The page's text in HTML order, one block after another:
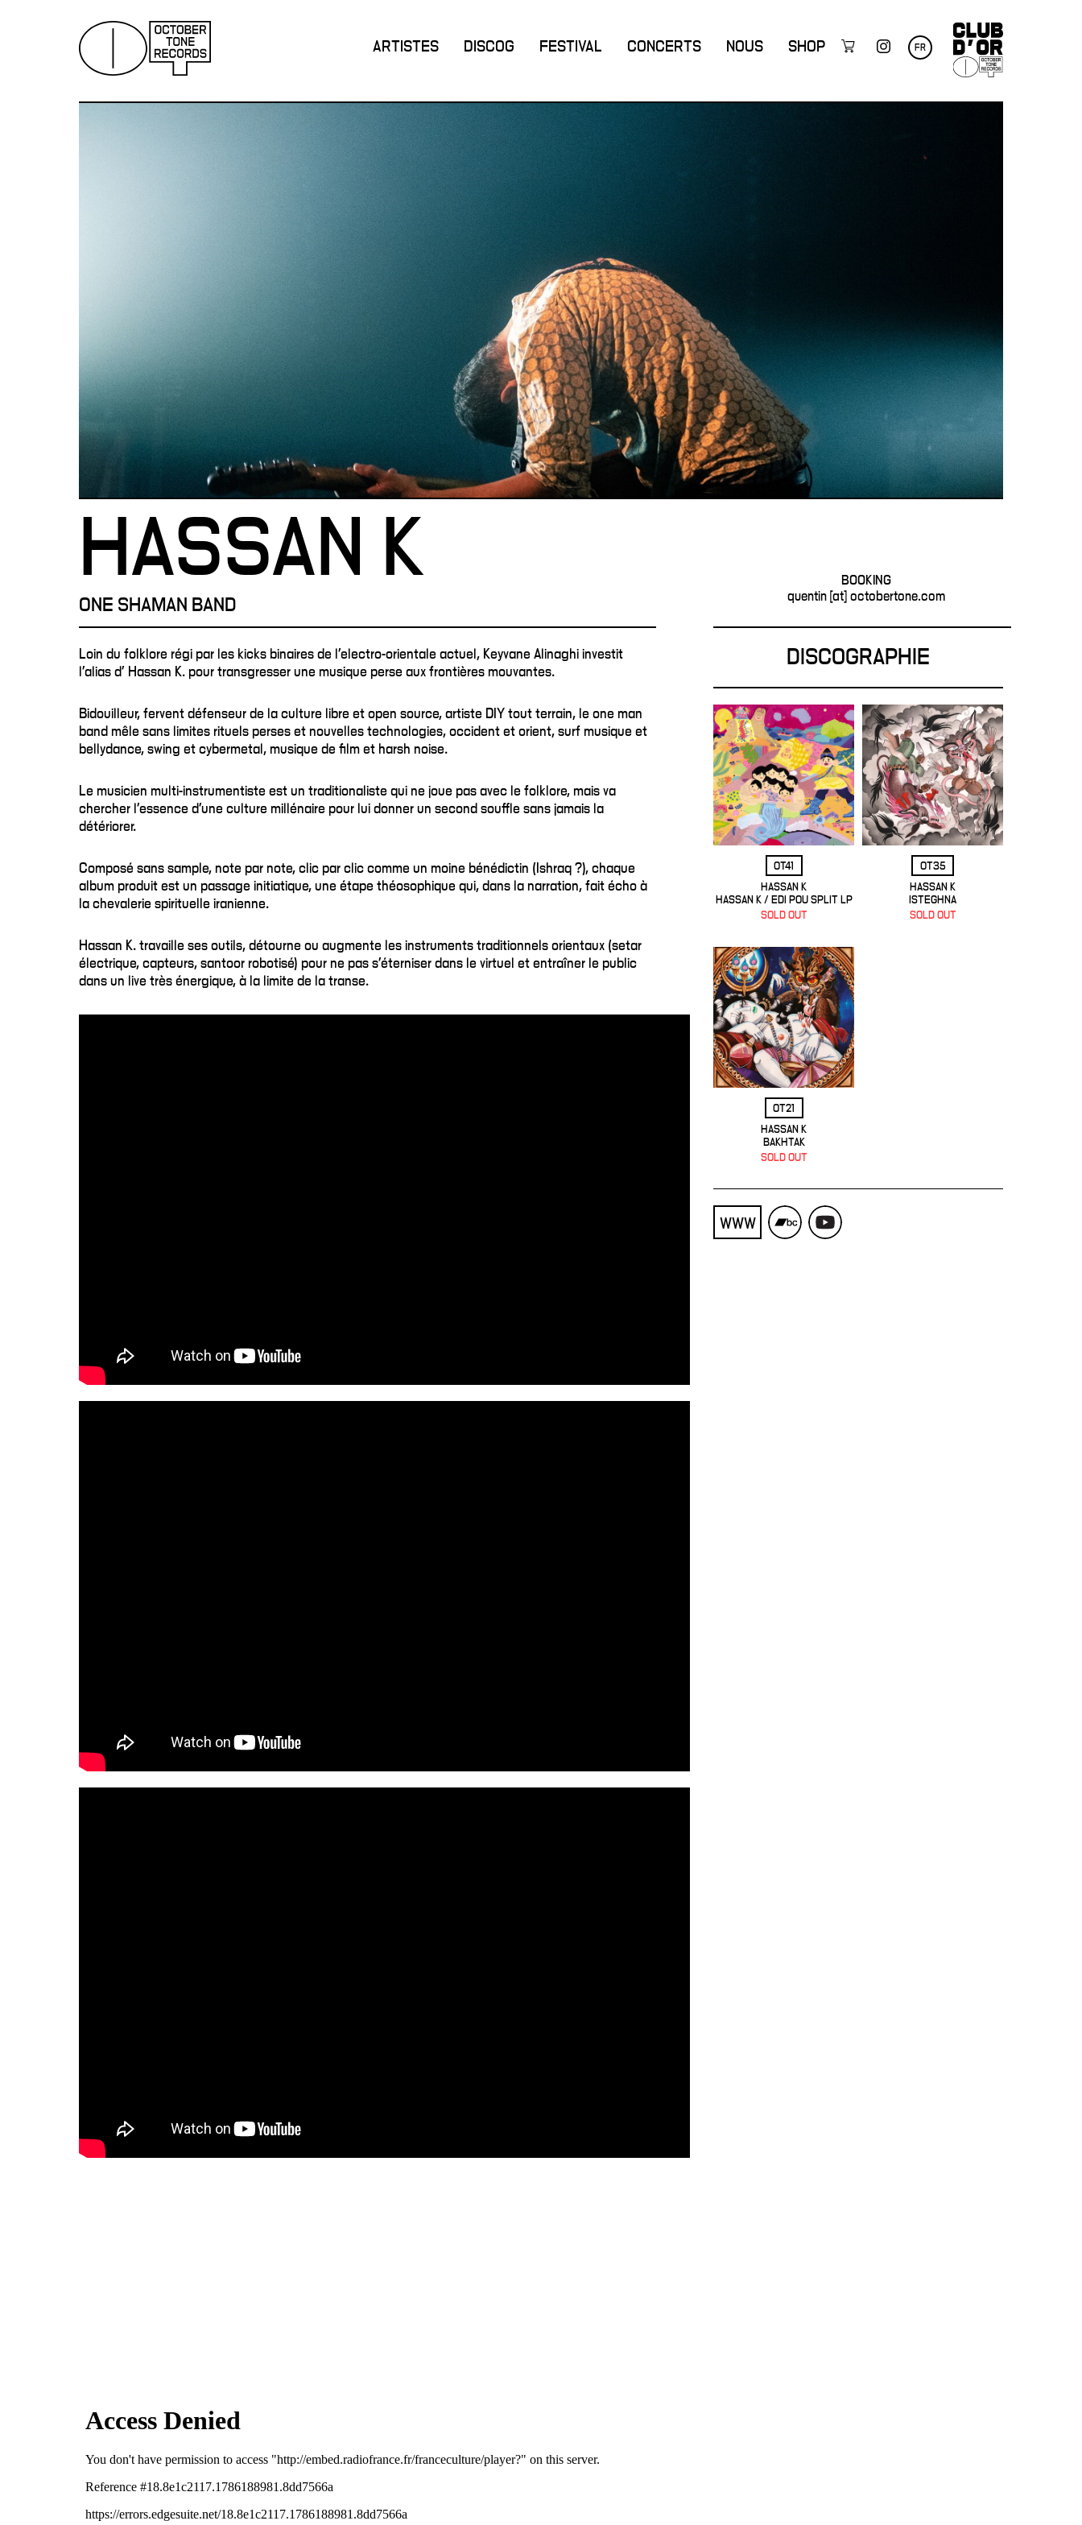
ARTISTES DISCOG FESTIVAL CONCERTS NOUS SHOP FR
HASSAN K
ONE SHAMAN BAND
Loin du folklore régi par les kicks binaires de l’electro-orientale actuel, Keyvane Alinaghi investit
l’alias d’ Hassan K. pour transgresser une musique perse aux frontières mouvantes.
Bidouilleur, fervent défenseur de la culture libre et open source, artiste DIY tout terrain, le one man
band mêle sans limites rituels perses et nouvelles technologies, occident et orient, surf musique et
bellydance, swing et cybermetal, musique de film et harsh noise.
Le musicien multi-instrumentiste est un traditionaliste qui ne joue pas avec le folklore, mais va
chercher l’essence d’une culture millénaire pour lui donner un second souffle sans jamais la
détériorer.
Composé sans sample, note par note, clic par clic comme un moine bénédictin (Ishraq ?), chaque
album produit est un passage initiatique, une étape théosophique qui, dans la narration, fait écho à
la chevalerie spirituelle iranienne.
Hassan K. travaille ses outils, détourne ou augmente les instruments traditionnels orientaux (setar
électrique, capteurs, santoor robotisé) pour ne pas s’éterniser dans le virtuel et entraîner le public
dans un live très énergique, à la limite de la transe.
BOOKING
quentin [at] octobertone.com
DISCOGRAPHIE
OT41
HASSAN K
HASSAN K / EDI POU SPLIT LP
SOLD OUT
OT35
HASSAN K
ISTEGHNA
SOLD OUT
OT21
HASSAN K
BAKHTAK
SOLD OUT
WWW